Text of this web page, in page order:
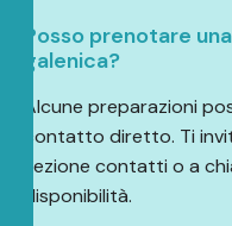
Posso prenotare
galenica?
Alcune preparazioni
contatto diretto. Ti
sezione contatti o a
disponibilità.